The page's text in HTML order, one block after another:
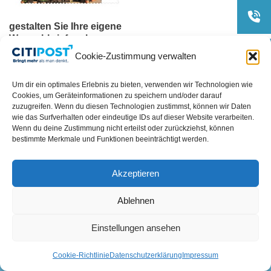
Cookie-Zustimmung verwalten
Um dir ein optimales Erlebnis zu bieten, verwenden wir Technologien wie
Cookies, um Geräteinformationen zu speichern und/oder darauf
zuzugreifen. Wenn du diesen Technologien zustimmst, können wir Daten
wie das Surfverhalten oder eindeutige IDs auf dieser Website verarbeiten.
Wenn du deine Zustimmung nicht erteilst oder zurückziehst, können
bestimmte Merkmale und Funktionen beeinträchtigt werden.
Akzeptieren
Ablehnen
Einstellungen ansehen
Cookie-Richtlinie Datenschutzerklärung Impressum
gestalten Sie Ihre eigene
Wunschbriefmarke
9,20€ –28,70€
©2020 CITIPOST Mittelweser